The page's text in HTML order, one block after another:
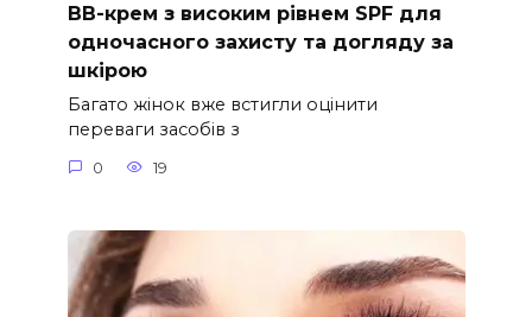
ВВ-крем з високим рівнем SPF для
одночасного захисту та догляду за
шкірою
Багато жінок вже встигли оцінити
переваги засобів з
0 19